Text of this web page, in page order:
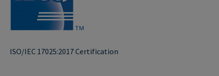
ISO/IEC 17025:2017 Certification